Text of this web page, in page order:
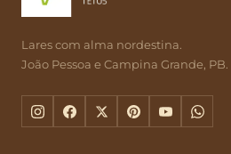
Lares com alma nordestina.
João Pessoa e Campina Grande, PB.